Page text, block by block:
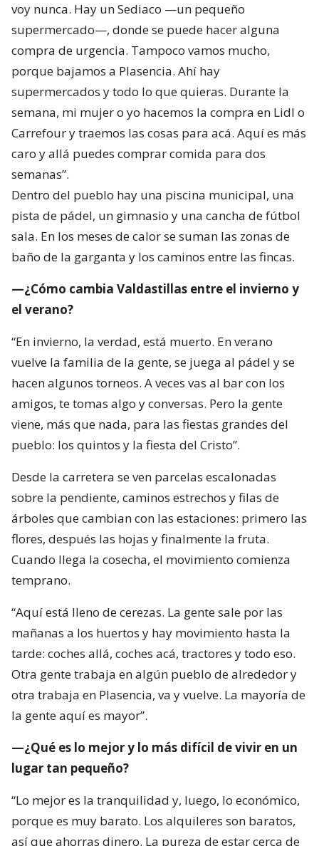
voy nunca. Hay un Sediaco —un pequeño
supermercado—, donde se puede hacer alguna
compra de urgencia. Tampoco vamos mucho,
porque bajamos a Plasencia. Ahí hay
supermercados y todo lo que quieras. Durante la
semana, mi mujer o yo hacemos la compra en Lidl o
Carrefour y traemos las cosas para acá. Aquí es más
caro y allá puedes comprar comida para dos
semanas”.
Dentro del pueblo hay una piscina municipal, una
pista de pádel, un gimnasio y una cancha de fútbol
sala. En los meses de calor se suman las zonas de
baño de la garganta y los caminos entre las fincas.
—¿Cómo cambia Valdastillas entre el invierno y
el verano?
“En invierno, la verdad, está muerto. En verano
vuelve la familia de la gente, se juega al pádel y se
hacen algunos torneos. A veces vas al bar con los
amigos, te tomas algo y conversas. Pero la gente
viene, más que nada, para las fiestas grandes del
pueblo: los quintos y la fiesta del Cristo”.
Desde la carretera se ven parcelas escalonadas
sobre la pendiente, caminos estrechos y filas de
árboles que cambian con las estaciones: primero las
flores, después las hojas y finalmente la fruta.
Cuando llega la cosecha, el movimiento comienza
temprano.
“Aquí está lleno de cerezas. La gente sale por las
mañanas a los huertos y hay movimiento hasta la
tarde: coches allá, coches acá, tractores y todo eso.
Otra gente trabaja en algún pueblo de alrededor y
otra trabaja en Plasencia, va y vuelve. La mayoría de
la gente aquí es mayor”.
—¿Qué es lo mejor y lo más difícil de vivir en un
lugar tan pequeño?
“Lo mejor es la tranquilidad y, luego, lo económico,
porque es muy barato. Los alquileres son baratos,
así que ahorras dinero. La pureza de estar cerca de